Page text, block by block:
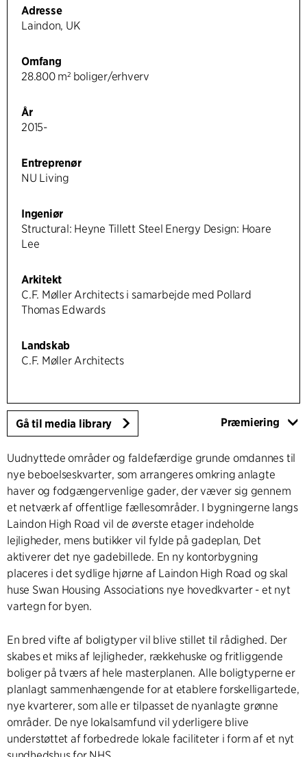
Adresse
Laindon, UK
Omfang
28.800 m² boliger/erhverv
År
2015-
Entreprenør
NU Living
Ingeniør
Structural: Heyne Tillett Steel Energy Design: Hoare
Lee
Arkitekt
C.F. Møller Architects i samarbejde med Pollard
Thomas Edwards
Landskab
C.F. Møller Architects
Gå til media library Præmiering
Uudnyttede områder og faldefærdige grunde omdannes til
nye beboelseskvarter, som arrangeres omkring anlagte
haver og fodgængervenlige gader, der væver sig gennem
et netværk af offentlige fællesområder. I bygningerne langs
Laindon High Road vil de øverste etager indeholde
lejligheder, mens butikker vil fylde på gadeplan, Det
aktiverer det nye gadebillede. En ny kontorbygning
placeres i det sydlige hjørne af Laindon High Road og skal
huse Swan Housing Associations nye hovedkvarter - et nyt
vartegn for byen.
En bred vifte af boligtyper vil blive stillet til rådighed. Der
skabes et miks af lejligheder, rækkehuske og fritliggende
boliger på tværs af hele masterplanen. Alle boligtyperne er
planlagt sammenhængende for at etablere forskelligartede,
nye kvarterer, som alle er tilpasset de nyanlagte grønne
områder. De nye lokalsamfund vil yderligere blive
understøttet af forbedrede lokale faciliteter i form af et nyt